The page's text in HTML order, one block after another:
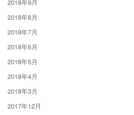
2018年9月
2018年8月
2018年7月
2018年6月
2018年5月
2018年4月
2018年3月
2017年12月